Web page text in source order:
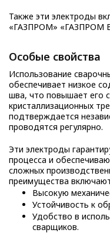
Также эти электроды
«ГАЗПРОМ» «ГАЗПРОМ
Особые свойства
Использование
обеспечивает низкое
шва, что повышает его
кристаллизационных
подтверждается
проводятся регулярно.
Эти электроды
процесса и
сложных
преимущества
Высокую
Устойчивость к
Удобство в
сварщиков.